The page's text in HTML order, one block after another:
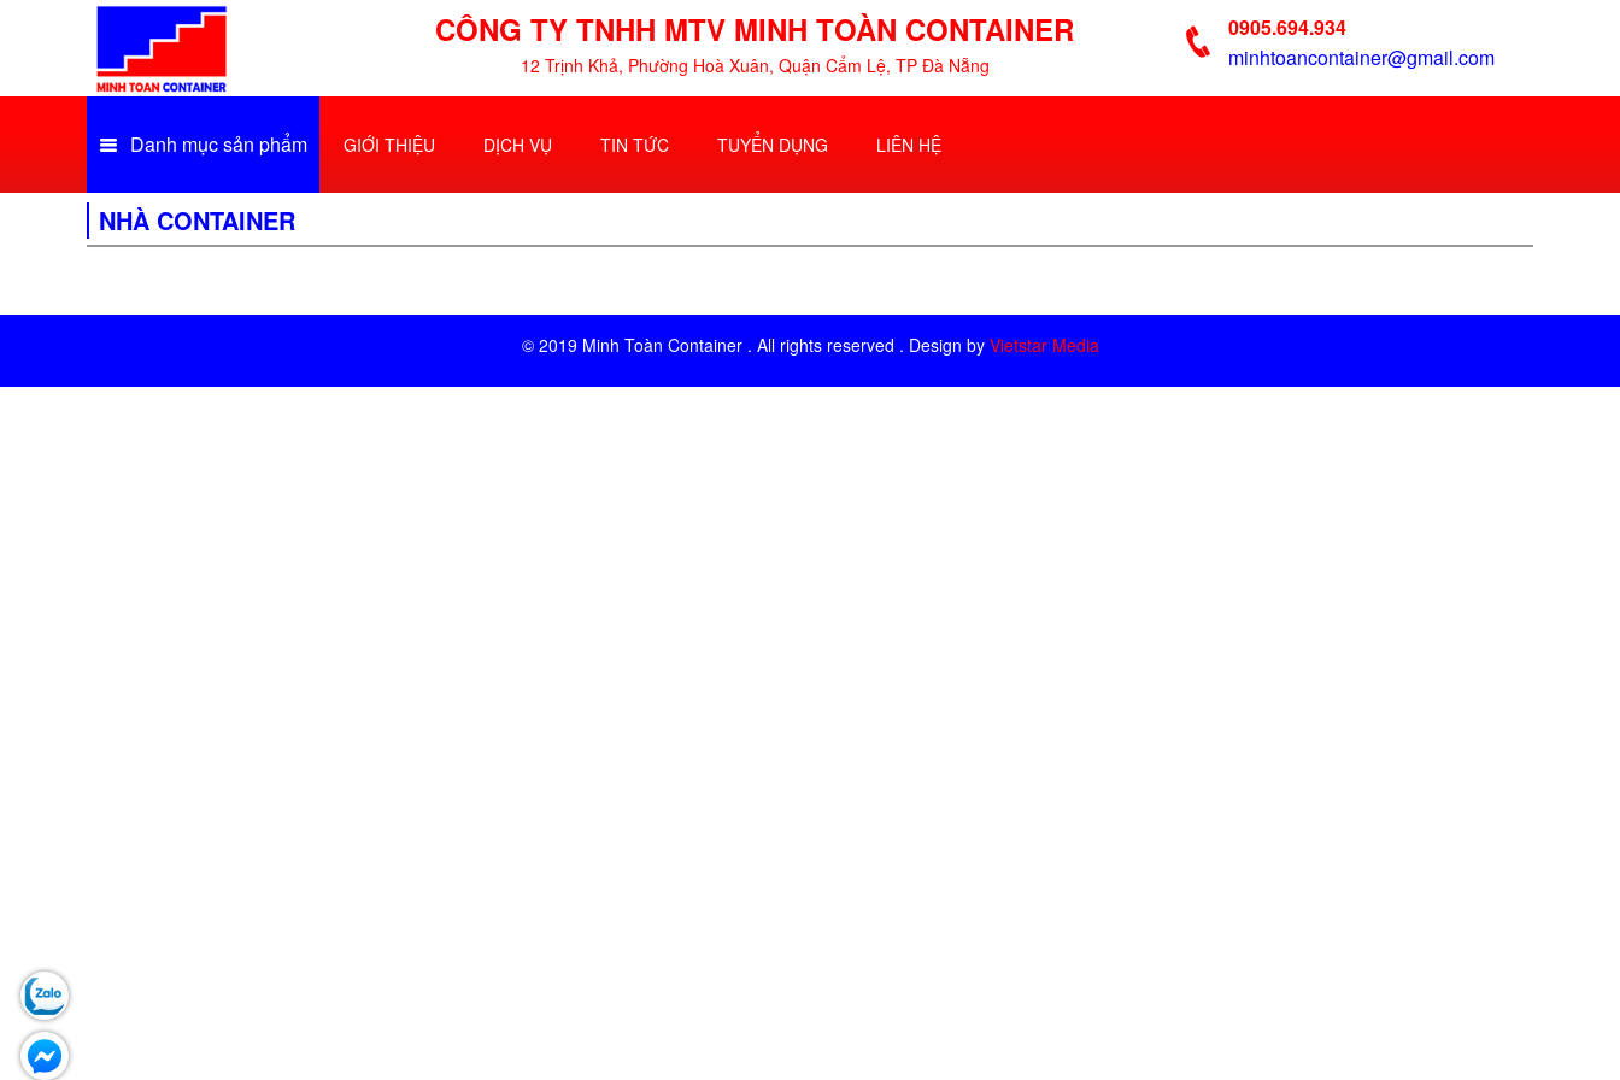
CÔNG TY TNHH MTV MINH TOÀN CONTAINER
12 Trịnh Khả, Phường Hoà Xuân, Quận Cẩm Lệ, TP Đà Nẵng
0905.694.934
minhtoancontainer@gmail.com
Danh mục sản phẩm GIỚI THIỆU DỊCH VỤ TIN TỨC TUYỂN DỤNG LIÊN HỆ
NHÀ CONTAINER
© 2019 Minh Toàn Container . All rights reserved . Design by Vietstar Media